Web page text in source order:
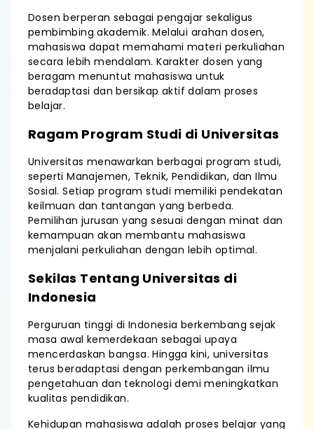
Dosen berperan sebagai pengajar sekaligus
pembimbing akademik. Melalui arahan dosen,
mahasiswa dapat memahami materi perkuliahan
secara lebih mendalam. Karakter dosen yang
beragam menuntut mahasiswa untuk
beradaptasi dan bersikap aktif dalam proses
belajar.
Ragam Program Studi di Universitas
Universitas menawarkan berbagai program studi,
seperti Manajemen, Teknik, Pendidikan, dan Ilmu
Sosial. Setiap program studi memiliki pendekatan
keilmuan dan tantangan yang berbeda.
Pemilihan jurusan yang sesuai dengan minat dan
kemampuan akan membantu mahasiswa
menjalani perkuliahan dengan lebih optimal.
Sekilas Tentang Universitas di
Indonesia
Perguruan tinggi di Indonesia berkembang sejak
masa awal kemerdekaan sebagai upaya
mencerdaskan bangsa. Hingga kini, universitas
terus beradaptasi dengan perkembangan ilmu
pengetahuan dan teknologi demi meningkatkan
kualitas pendidikan.
Kehidupan mahasiswa adalah proses belajar yang